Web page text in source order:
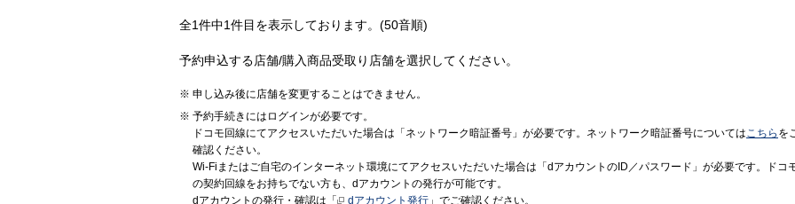
全1件中1件目を表示しております。(50音順)
予約申込する店舗/購入商品受取り店舗を選択してください。
申し込み後に店舗を変更することはできません。
予約手続きにはログインが必要です。
ドコモ回線にてアクセスいただいた場合は「ネットワーク暗証番号」が必要です。ネットワーク暗証番号についてはこちら を
確認ください。
Wi-Fiまたはご自宅のインターネット環境にてアクセスいただいた場合は「dアカウントのID／パスワード」が必要です。ドコ
の契約回線をお持ちでない方も、dアカウントの発行が可能です。
dアカウントの発行・確認は「
dアカウント発行 」でご確認ください。